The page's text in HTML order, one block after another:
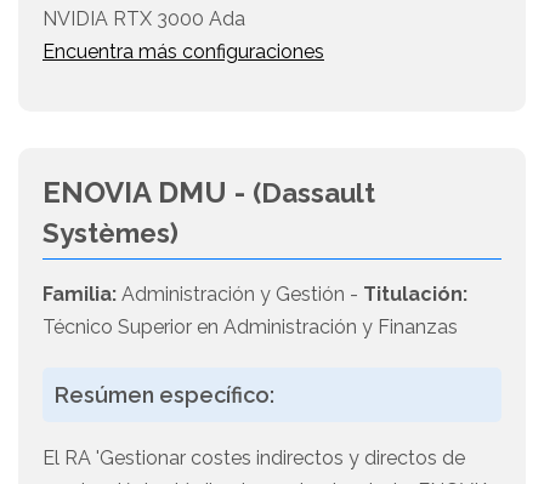
NVIDIA RTX 3000 Ada
Encuentra más configuraciones
ENOVIA DMU - (Dassault
Systèmes)
Familia: Administración y Gestión - Titulación:
Técnico Superior en Administración y Finanzas
Resúmen específico:
El RA 'Gestionar costes indirectos y directos de